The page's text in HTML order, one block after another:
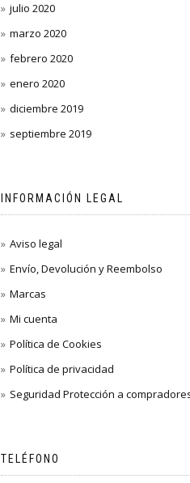
julio 2020
marzo 2020
febrero 2020
enero 2020
diciembre 2019
septiembre 2019
INFORMACIÓN LEGAL
Aviso legal
Envío, Devolución y Reembolso
Marcas
Mi cuenta
Política de Cookies
Política de privacidad
Seguridad Protección a
TELÉFONO